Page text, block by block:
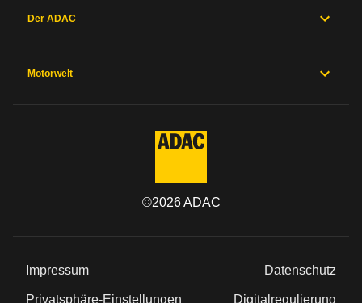
Der ADAC
Motorwelt
©2026ADAC
Impressum Datenschutz
Privatsphäre-Einstellungen Digitalregulierung